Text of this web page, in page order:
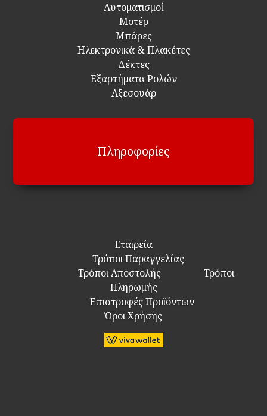
Αυτοματισμοί
Μοτέρ
Μπάρες
Ηλεκτρονικά & Πλακέτες
Δέκτες
Εξαρτήματα Ρολών
Αξεσουάρ
Πληροφορίες
Εταιρεία
Τρόποι Παραγγελίας
Τρόποι Αποστολής
Τρόποι
Πληρωμής
Επιστροφές Προϊόντων
Όροι Χρήσης